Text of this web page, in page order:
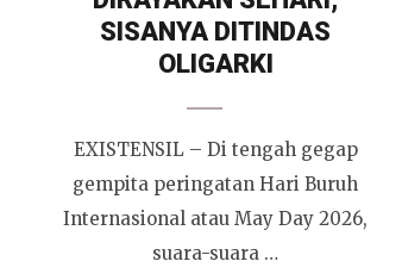
SISANYA DITINDAS
OLIGARKI
EXISTENSIL – Di tengah gegap
gempita peringatan Hari Buruh
Internasional atau May Day 2026,
suara-suara …